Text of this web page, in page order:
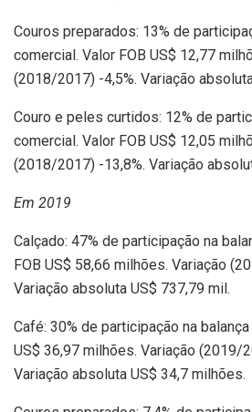
Couros preparados: 13% de
comercial. Valor FOB US$ 12,77
(2018/2017) -4,5%. Variação
Couro e peles curtidos: 12% de
comercial. Valor FOB US$ 12,05
(2018/2017) -13,8%. Variação
Em 2019
Calçado: 47% de participação na
FOB US$ 58,66 milhões. Variação
Variação absoluta US$ 737,79 mil.
Café: 30% de participação na
US$ 36,97 milhões. Variação (2019/
Variação absoluta US$ 34,7 milhões.